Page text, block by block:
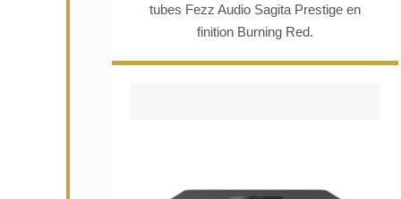
tubes Fezz Audio Sagita Prestige en
finition Burning Red.